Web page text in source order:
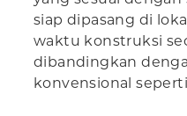
siap dipasang di
waktu konstruksi
dibandingkan
konvensional